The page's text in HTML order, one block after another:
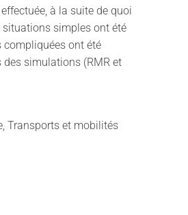
à la suite de quoi
simples ont été
compliquées ont été
simulations (RMR et
Transports et mobilités